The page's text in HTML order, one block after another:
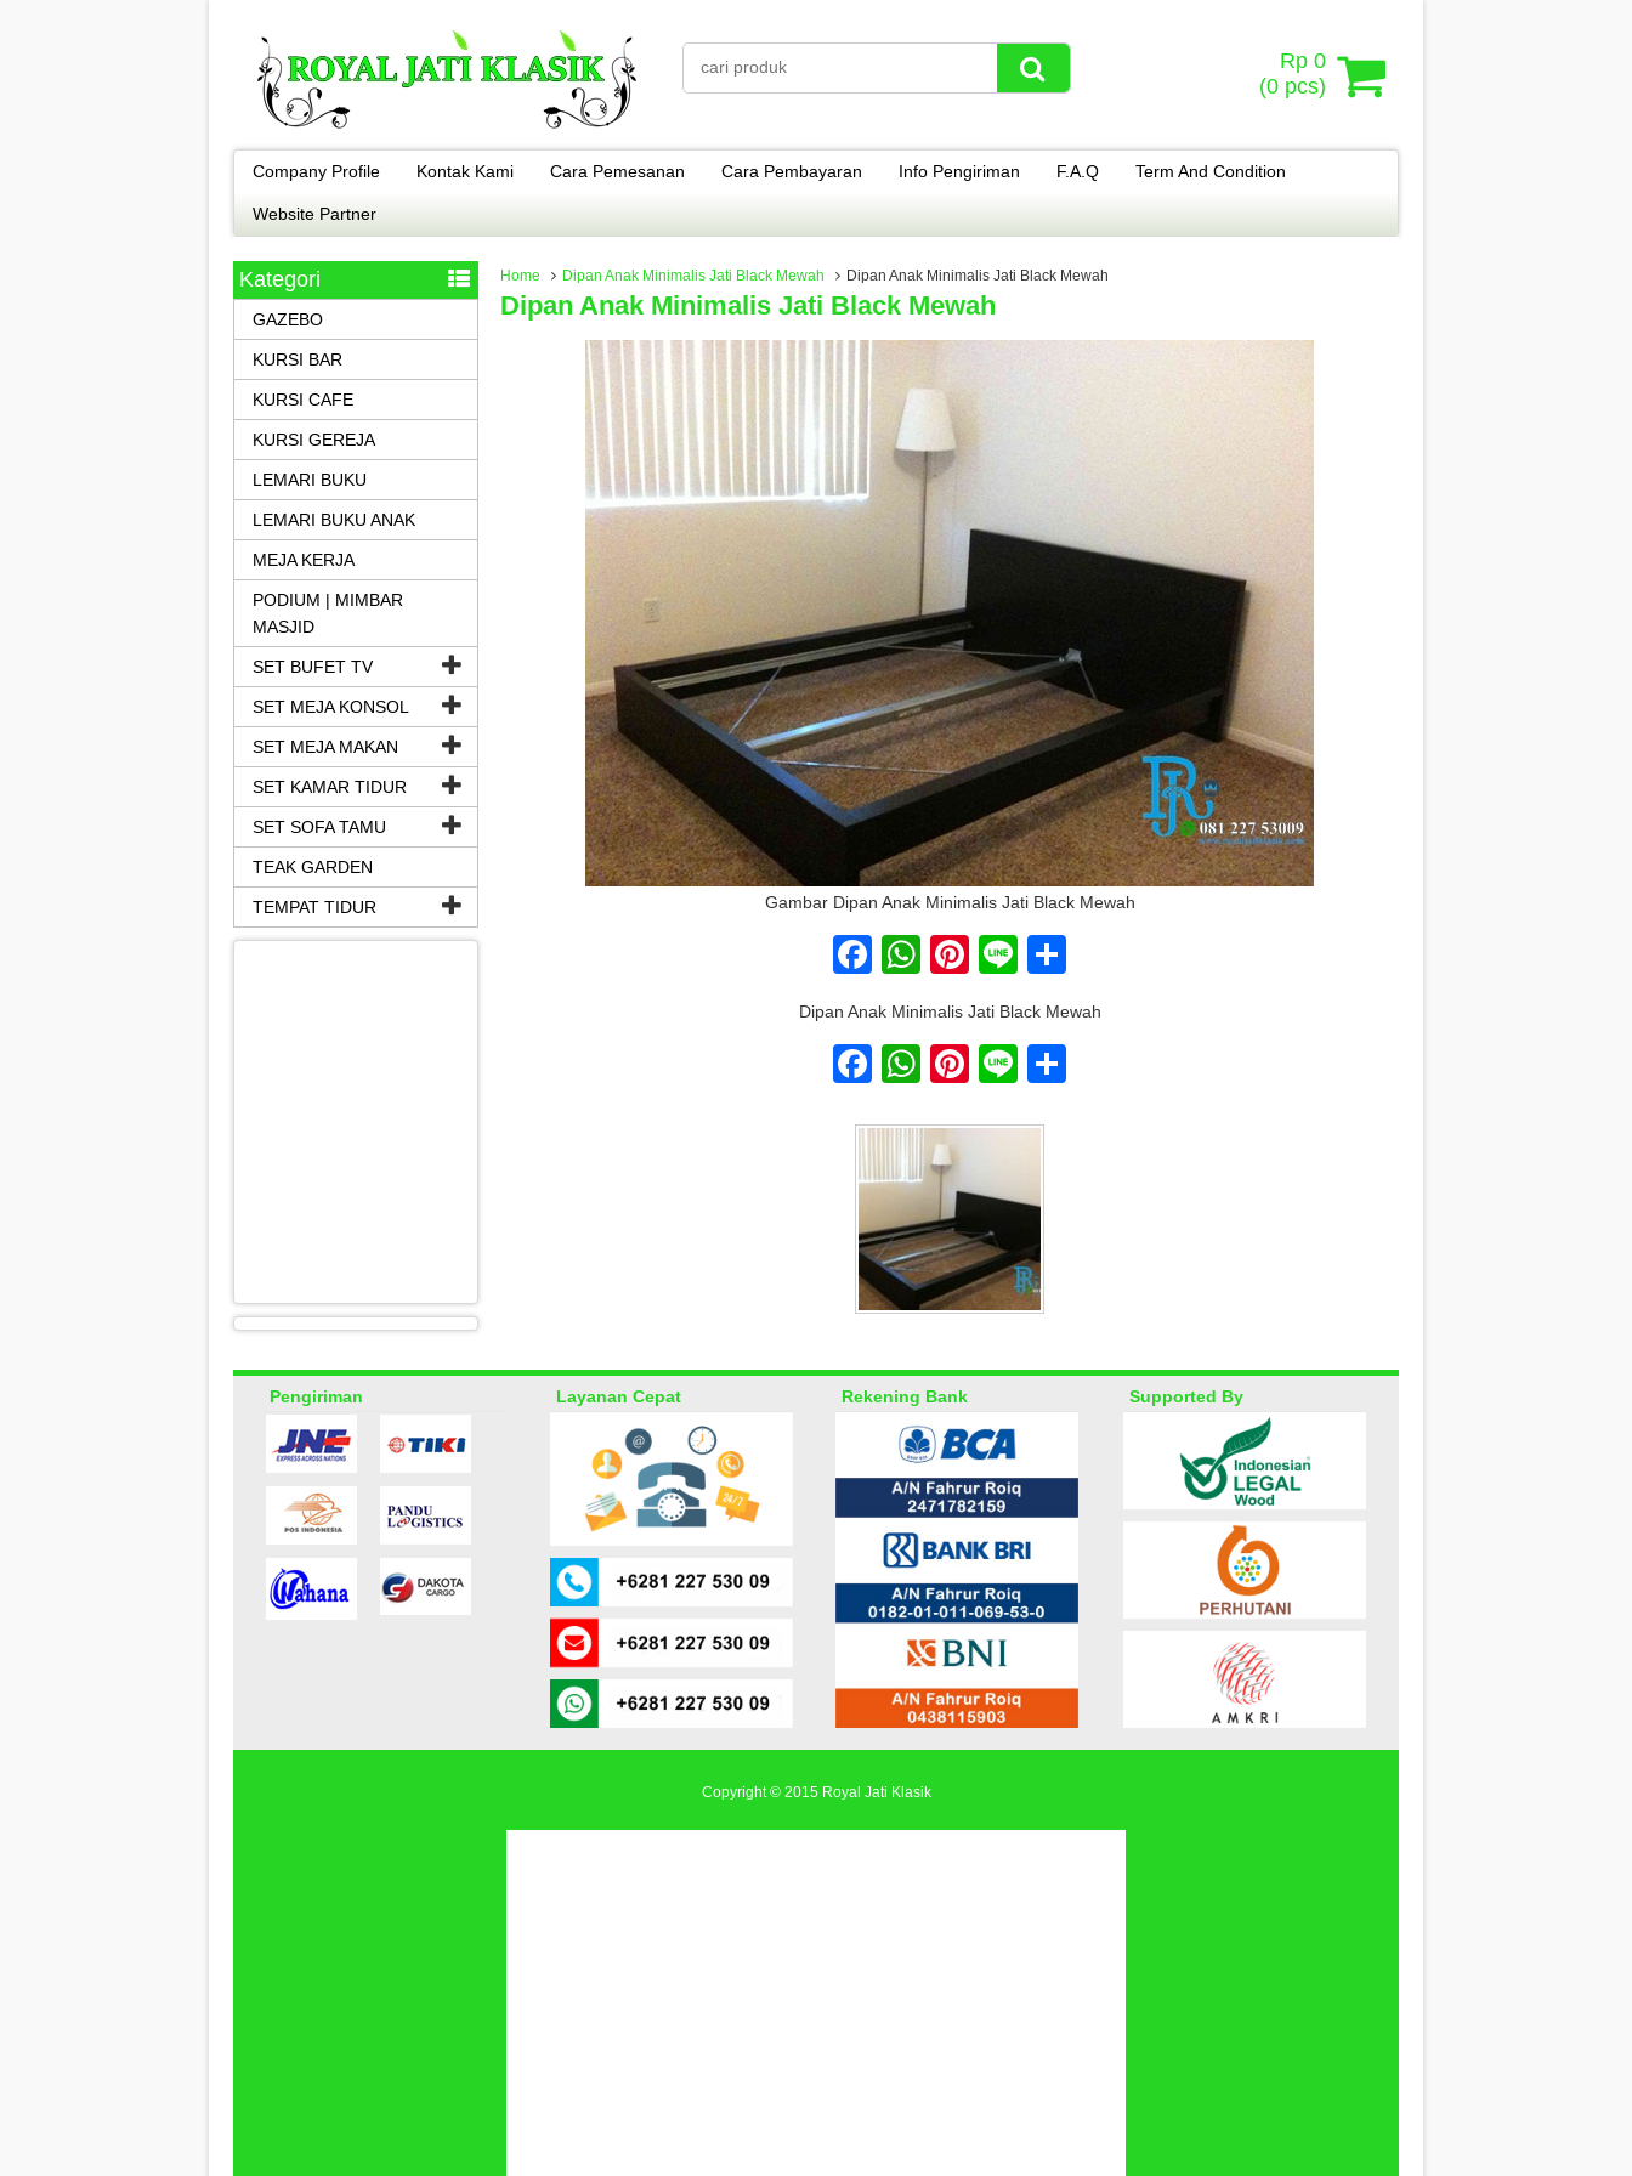
Rp 0
(0 pcs)
Company Profile Kontak Kami Cara Pemesanan Cara Pembayaran Info Pengiriman F.A.Q Term And Condition
Website Partner
Home Dipan Anak Minimalis Jati Black Mewah Dipan Anak Minimalis Jati Black Mewah
Dipan Anak Minimalis Jati Black Mewah
Gambar Dipan Anak Minimalis Jati Black Mewah
Facebook
WhatsApp
Pinterest
Line
Dipan Anak Minimalis Jati Black Mewah
Facebook
WhatsApp
Pinterest
Line
Kategori
GAZEBO
KURSI BAR
KURSI CAFE
KURSI GEREJA
LEMARI BUKU
LEMARI BUKU ANAK
MEJA KERJA
PODIUM | MIMBAR
MASJID
SET BUFET TV
SET MEJA KONSOL
SET MEJA MAKAN
SET KAMAR TIDUR
SET SOFA TAMU
TEAK GARDEN
TEMPAT TIDUR
Pengiriman Layanan Cepat Rekening Bank Supported By
Copyright © 2015 Royal Jati Klasik